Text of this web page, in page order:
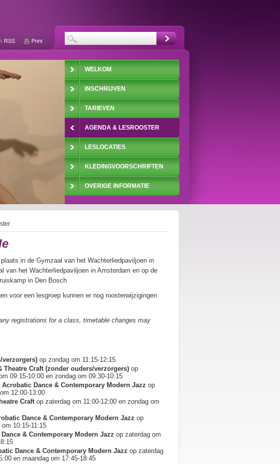
in de Gymzaal van het Wachterliedpaviljoen in
van het Wachterliedpaviljoen in Amsterdam en op de
in Den Bosch
voor een lesgroep kunnen er nog roosterwijzigingen
registrations for a class, timetable changes may
verzorgers) op zondag om 11:15-12:15
Theatre Craft (zonder ouders/verzorgers) op
09:15-10:00 en zondag om 09:30-10:15
Dance & Contemporary Modern Jazz op
12:00-13:00
Craft op zaterdag om 11:00-12:00 en zondag om
Dance & Contemporary Modern Jazz op
10:15-11:15
& Contemporary Modern Jazz op zaterdag om
Dance & Contemporary Modern Jazz op zaterdag
en maandag om 17:45-18:45
WELKOM
INSCHRIJVEN
TARIEVEN
AGENDA & LESROOSTER
LESLOCATIES
KLEDINGVOORSCHRIFTEN
OVERIGE INFORMATIE
RSS Print